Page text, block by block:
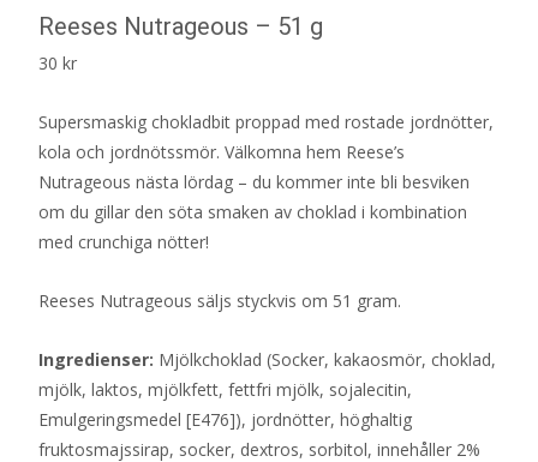
Reeses Nutrageous – 51 g
30 kr
Supersmaskig chokladbit proppad med rostade jordnötter,
kola och jordnötssmör. Välkomna hem Reese’s
Nutrageous nästa lördag – du kommer inte bli besviken
om du gillar den söta smaken av choklad i kombination
med crunchiga nötter!
Reeses Nutrageous säljs styckvis om 51 gram.
Ingredienser: Mjölkchoklad (Socker, kakaosmör, choklad,
mjölk, laktos, mjölkfett, fettfri mjölk, sojalecitin,
Emulgeringsmedel [E476]), jordnötter, höghaltig
fruktosmajssirap, socker, dextros, sorbitol, innehåller 2%